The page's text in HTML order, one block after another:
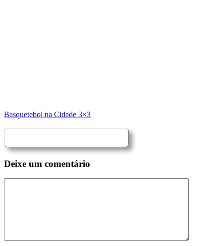
Basquetebol na Cidade 3×3
Deixe um comentário